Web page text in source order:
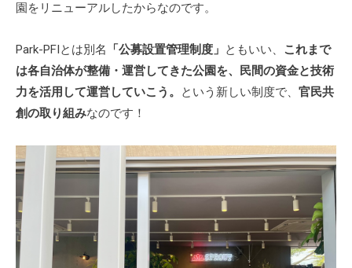
園をリニューアルしたからなのです。
Park-PFIとは別名 「公募設置管理制度」 ともいい、 これまで
は各自治体が整備・運営してきた公園を、民間の資金と技術
力を活用して運営していこう。
という新しい制度で、 官民共
創の取り組みなのです！